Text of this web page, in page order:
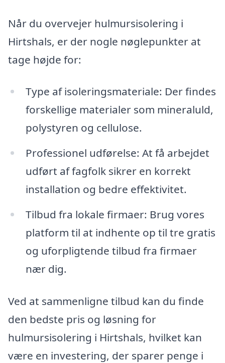
Når du overvejer hulmursisolering i
Hirtshals, er der nogle nøglepunkter at
tage højde for:
Type af isoleringsmateriale: Der findes
forskellige materialer som mineraluld,
polystyren og cellulose.
Professionel udførelse: At få arbejdet
udført af fagfolk sikrer en korrekt
installation og bedre effektivitet.
Tilbud fra lokale firmaer: Brug vores
platform til at indhente op til tre gratis
og uforpligtende tilbud fra firmaer
nær dig.
Ved at sammenligne tilbud kan du finde
den bedste pris og løsning for
hulmursisolering i Hirtshals, hvilket kan
være en investering, der sparer penge i